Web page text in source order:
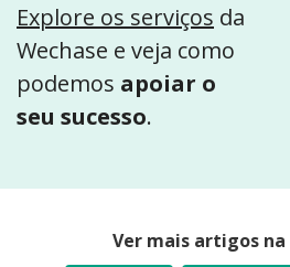
Explore os serviços da
Wechase e veja como
podemos apoiar o
seu sucesso.
Ver mais artigos